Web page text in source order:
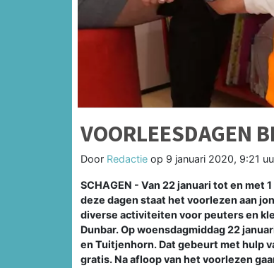
VOORLEESDAGEN
Door Redactie op 9 januari 2020, 9:21
SCHAGEN - Van 22 januari tot en
deze dagen staat het voorlezen aan
diverse activiteiten voor peuters en
Dunbar. Op woensdagmiddag 22
en Tuitjenhorn. Dat gebeurt met hulp
gratis. Na afloop van het voorlezen